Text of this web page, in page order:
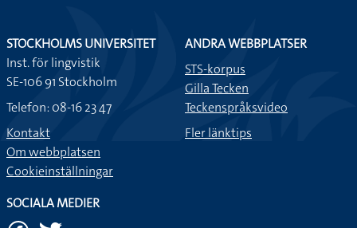
STOCKHOLMS UNIVERSITET
Inst. för lingvistik
SE-106 91 Stockholm
Telefon: 08-16 23 47
Kontakt
Om webbplatsen
Cookieinställningar
ANDRA WEBBPLATSER
STS-korpus
Gilla Tecken
Teckenspråksvideo
Fler länktips
SOCIALA MEDIER